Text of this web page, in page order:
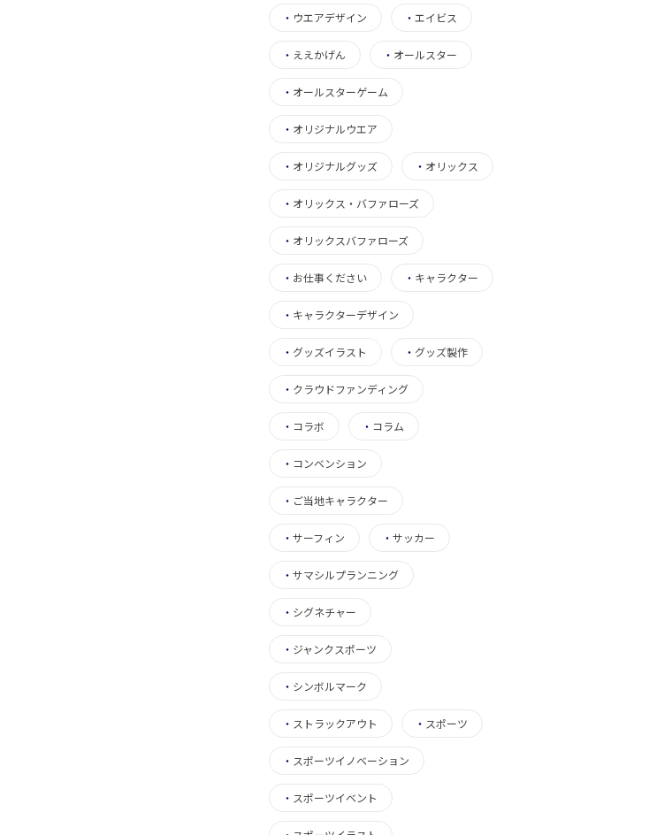
・ ウエアデザイン ・ エイビス
・ ええかげん ・ オールスター
・ オールスターゲーム
・ オリジナルウエア
・ オリジナルグッズ ・ オリックス
・ オリックス・バファローズ
・ オリックスバファローズ
・ お仕事ください ・ キャラクター
・ キャラクターデザイン
・ グッズイラスト ・ グッズ製作
・ クラウドファンディング
・ コラボ ・ コラム
・ コンベンション
・ ご当地キャラクター
・ サーフィン ・ サッカー
・ サマシルプランニング
・ シグネチャー
・ ジャンクスポーツ
・ シンボルマーク
・ ストラックアウト ・ スポーツ
・ スポーツイノベーション
・ スポーツイベント